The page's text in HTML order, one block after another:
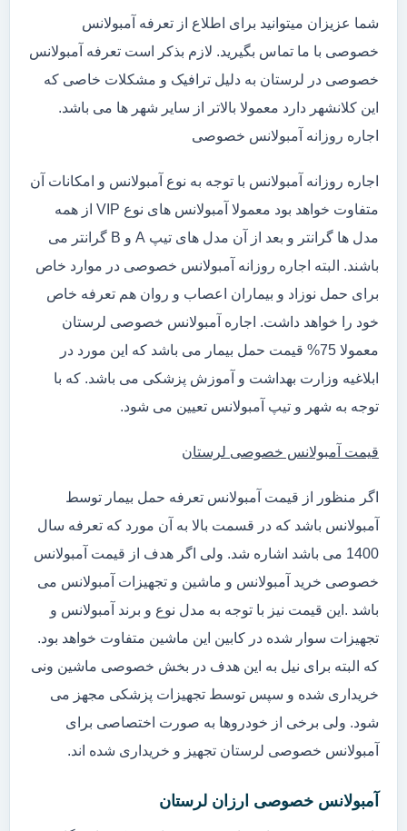
شما عزیزان میتوانید برای اطلاع از تعرفه آمبولانس
خصوصی با ما تماس بگیرید. لازم بذکر است تعرفه آمبولانس
خصوصی در لرستان به دلیل ترافیک و مشکلات خاصی که
این کلانشهر دارد معمولا بالاتر از سایر شهر ها می باشد.
اجاره روزانه آمبولانس خصوصی
اجاره روزانه آمبولانس با توجه به نوع آمبولانس و امکانات آن
متفاوت خواهد بود معمولا آمبولانس های نوع VIP از همه
مدل ها گرانتر و بعد از آن مدل های تیپ A و B گرانتر می
باشند. البته اجاره روزانه آمبولانس خصوصی در موارد خاص
برای حمل نوزاد و بیماران اعصاب و روان هم تعرفه خاص
خود را خواهد داشت. اجاره آمبولانس خصوصی لرستان
معمولا 75% قیمت حمل بیمار می باشد که این مورد در
ابلاغیه وزارت بهداشت و آموزش پزشکی می باشد. که با
توجه به شهر و تیپ آمبولانس تعیین می شود.
قیمت آمبولانس خصوصی لرستان
اگر منظور از قیمت آمبولانس تعرفه حمل بیمار توسط
آمبولانس باشد که در قسمت بالا به آن مورد که تعرفه سال
1400 می باشد اشاره شد. ولی اگر هدف از قیمت آمبولانس
خصوصی خرید آمبولانس و ماشین و تجهیزات آمبولانس می
باشد .این قیمت نیز با توجه به مدل نوع و برند آمبولانس و
تجهیزات سوار شده در کابین این ماشین متفاوت خواهد بود.
که البته برای نیل به این هدف در بخش خصوصی ماشین ونی
خریداری شده و سپس توسط تجهیزات پزشکی مجهز می
شود. ولی برخی از خودروها به صورت اختصاصی برای
آمبولانس خصوصی لرستان تجهیز و خریداری شده اند.
آمبولانس خصوصی ارزان لرستان